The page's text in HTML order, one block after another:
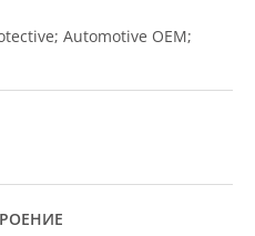
Automotive OEM;